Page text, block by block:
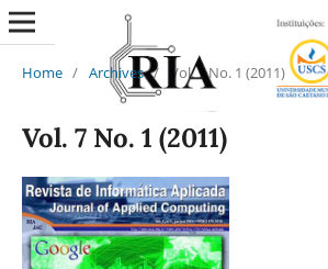
Home / Archives / Vol. 7 No. 1 (2011)
Vol. 7 No. 1 (2011)